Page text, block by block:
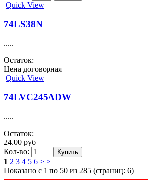
Quick View
74LS38N
.....
Остаток:
Цена договорная
Quick View
74LVC245ADW
.....
Остаток:
24.00 руб
Кол-во:
1 2 3 4 5 6 > >|
Показано с 1 по 50 из 285 (страниц: 6)